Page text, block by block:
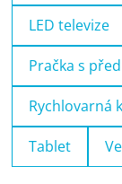
LED televize
Pračka s
Rychlovarná
Tablet